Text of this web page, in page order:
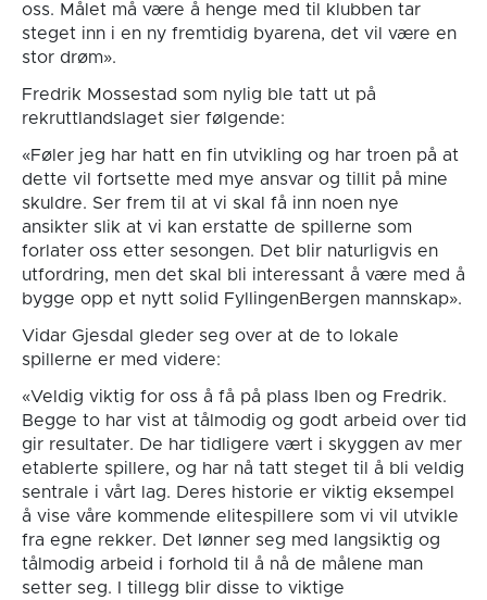
oss. Målet må være å henge med til klubben tar
steget inn i en ny fremtidig byarena, det vil være en
stor drøm».
Fredrik Mossestad som nylig ble tatt ut på
rekruttlandslaget sier følgende:
«Føler jeg har hatt en fin utvikling og har troen på at
dette vil fortsette med mye ansvar og tillit på mine
skuldre. Ser frem til at vi skal få inn noen nye
ansikter slik at vi kan erstatte de spillerne som
forlater oss etter sesongen. Det blir naturligvis en
utfordring, men det skal bli interessant å være med å
bygge opp et nytt solid FyllingenBergen mannskap».
Vidar Gjesdal gleder seg over at de to lokale
spillerne er med videre:
«Veldig viktig for oss å få på plass Iben og Fredrik.
Begge to har vist at tålmodig og godt arbeid over tid
gir resultater. De har tidligere vært i skyggen av mer
etablerte spillere, og har nå tatt steget til å bli veldig
sentrale i vårt lag. Deres historie er viktig eksempel
å vise våre kommende elitespillere som vi vil utvikle
fra egne rekker. Det lønner seg med langsiktig og
tålmodig arbeid i forhold til å nå de målene man
setter seg. I tillegg blir disse to viktige